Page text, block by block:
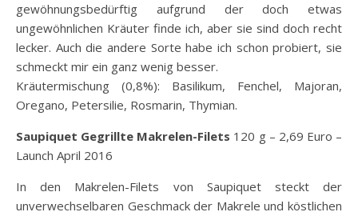
gewöhnungsbedürftig aufgrund der doch etwas
ungewöhnlichen Kräuter finde ich, aber sie sind doch recht
lecker. Auch die andere Sorte habe ich schon probiert, sie
schmeckt mir ein ganz wenig besser.
Kräutermischung (0,8%): Basilikum, Fenchel, Majoran,
Oregano, Petersilie, Rosmarin, Thymian.
Saupiquet Gegrillte Makrelen-Filets 120 g – 2,69 Euro –
Launch April 2016
In den Makrelen-Filets von Saupiquet steckt der
unverwechselbaren Geschmack der Makrele und köstlichen